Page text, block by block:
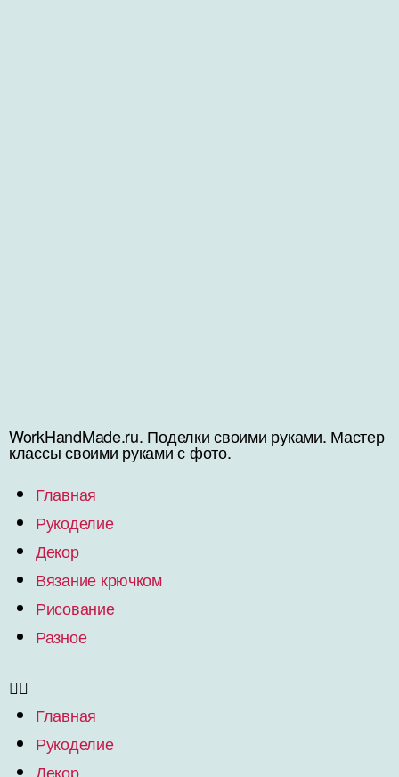
WorkHandMade.ru. Поделки своими руками. Мастер
классы своими руками с фото.
Главная
Рукоделие
Декор
Вязание крючком
Рисование
Разное
Главная
Рукоделие
Декор